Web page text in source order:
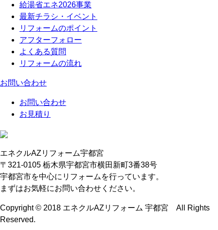
給湯省エネ2026事業
最新チラシ・イベント
リフォームのポイント
アフターフォロー
よくある質問
リフォームの流れ
お問い合わせ
お問い合わせ
お見積り
エネクルAZリフォーム宇都宮
〒321-0105 栃木県宇都宮市横田新町3番38号
宇都宮市を中心にリフォームを行っています。
まずはお気軽にお問い合わせください。
Copyright © 2018 エネクルAZリフォーム 宇都宮 All Rights
Reserved.